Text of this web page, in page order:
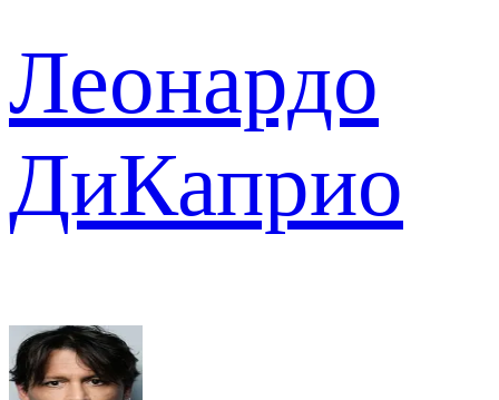
Леонардо
ДиКаприо